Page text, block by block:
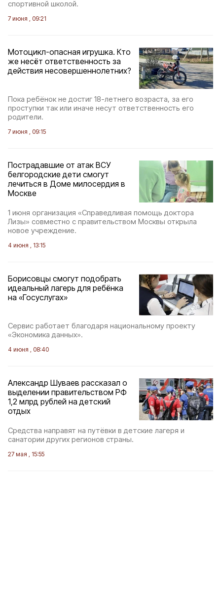
спортивной школой.
7 июня , 09:21
Мотоцикл-опасная игрушка. Кто
же несёт ответственность за
действия несовершеннолетних?
Пока ребёнок не достиг 18-летнего возраста, за его
проступки так или иначе несут ответственность его
родители.
7 июня , 09:15
Пострадавшие от атак ВСУ
белгородские дети смогут
лечиться в Доме милосердия в
Москве
1 июня организация «Справедливая помощь доктора
Лизы» совместно с правительством Москвы открыла
новое учреждение.
4 июня , 13:15
Борисовцы смогут подобрать
идеальный лагерь для ребёнка
на «Госуслугах»
Сервис работает благодаря национальному проекту
«Экономика данных».
4 июня , 08:40
Александр Шуваев рассказал о
выделении правительством РФ
1,2 млрд рублей на детский
отдых
Средства направят на путёвки в детские лагеря и
санатории других регионов страны.
27 мая , 15:55